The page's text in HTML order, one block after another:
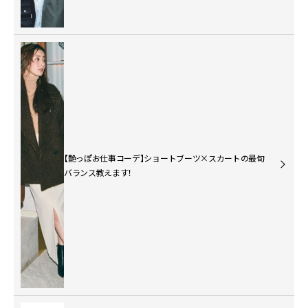
【艶っぽお仕事コーデ】ショートブーツ×スカートの最旬
バランス教えます！